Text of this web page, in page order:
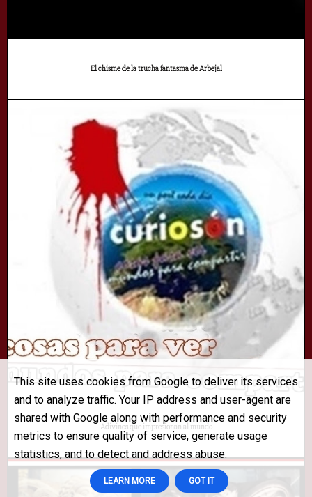
El chisme de la trucha fantasma de Arbejal
Adivinos que impresionan al mundo
This site uses cookies from Google to deliver its services
and to analyze traffic. Your IP address and user-agent are
shared with Google along with performance and security
metrics to ensure quality of service, generate usage
statistics, and to detect and address abuse.
LEARN MORE GOT IT